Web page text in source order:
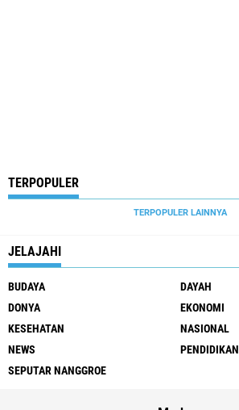
TERPOPULER
TERPOPULER LAINNYA
JELAJAHI
BUDAYA
DAYAH
DONYA
EKONOMI
KESEHATAN
NASIONAL
NEWS
PENDIDIKAN
SEPUTAR NANGGROE